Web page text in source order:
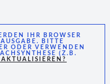
IHR BROWSER
BITTE
ODER VERWENDEN
(Z.B.